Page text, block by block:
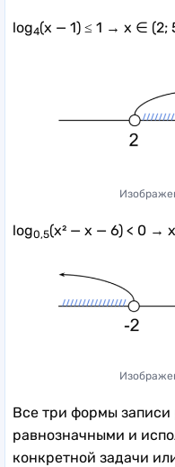
log4(x — 1) ≤ 1 → x ∈ (2;
log0,5(x² — x — 6) < 0 →
Все три формы
равнозначными и
конкретной задачи